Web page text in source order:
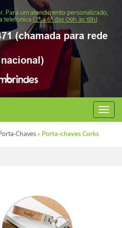
Para um atendimento personalizado,
telefonica(2ª a 6ª das 09h às 18h)
(chamada para rede
Abrir
menu
Chaves> Porta-chaves Corks